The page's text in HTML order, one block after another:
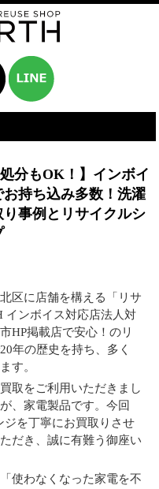
持ち込み多数！洗濯
事例とリサイクルシ
区に店舗を構える「リサ
インボイス対応店法人対
HP掲載店で安心！のリ
年の歴史を持ち、多く
す。
取をご利用いただきまし
、家電製品です。今回
ジを丁寧にお買取りさせ
だき、誠に有難う御座い
使わなくなった家電を不